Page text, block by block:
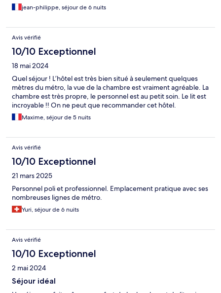
jean-philippe, séjour de 6 nuits
Avis vérifié
10/10 Exceptionnel
18 mai 2024
Quel séjour ! L’hôtel est très bien situé à seulement quelques
mètres du métro, la vue de la chambre est vraiment agréable. La
chambre est très propre, le personnel est au petit soin. Le lit est
incroyable !! On ne peut que recommander cet hôtel.
Maxime, séjour de 5 nuits
Avis vérifié
10/10 Exceptionnel
21 mars 2025
Personnel poli et professionnel. Emplacement pratique avec ses
nombreuses lignes de métro.
Yuri, séjour de 6 nuits
Avis vérifié
10/10 Exceptionnel
2 mai 2024
Séjour idéal